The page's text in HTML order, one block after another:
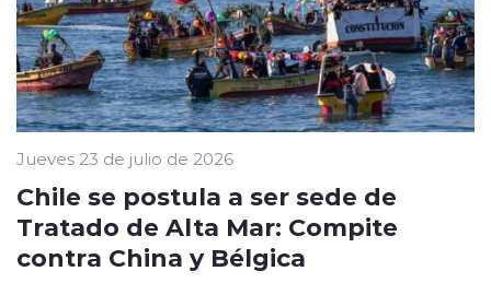
Jueves 23 de julio de 2026
Chile se postula a ser sede de
Tratado de Alta Mar: Compite
contra China y Bélgica